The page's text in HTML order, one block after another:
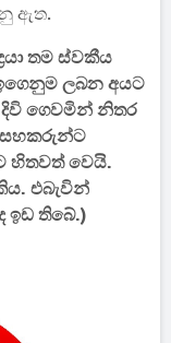
ඇත.
තම ස්වකීය
ලබන අයට
ගෙවමින් නිතර
සහකරුන්ට
හිතවත් වෙයි.
එබැවින්
ඉඩ තිබේ.)